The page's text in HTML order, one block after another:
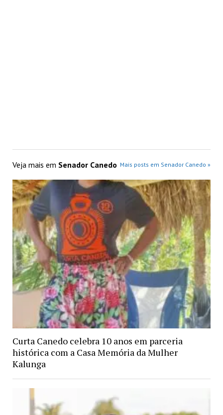
Veja mais em Senador Canedo Mais posts em Senador Canedo »
Curta Canedo celebra 10 anos em parceria
histórica com a Casa Memória da Mulher
Kalunga